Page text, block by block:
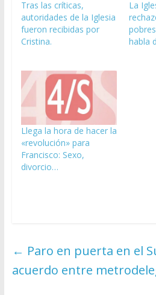
Tras las críticas,
autoridades de la Iglesia
fueron recibidas por
Cristina.
La
habla
Llega la hora de hacer la
«revolución» para
Francisco: Sexo,
divorcio…
← Paro en puerta en el
acuerdo entre